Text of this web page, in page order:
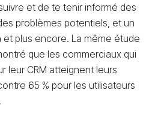
et de te tenir informé des
problèmes potentiels, et un
et plus encore. La même étude
que les commerciaux qui
leur CRM atteignent leurs
65 % pour les utilisateurs